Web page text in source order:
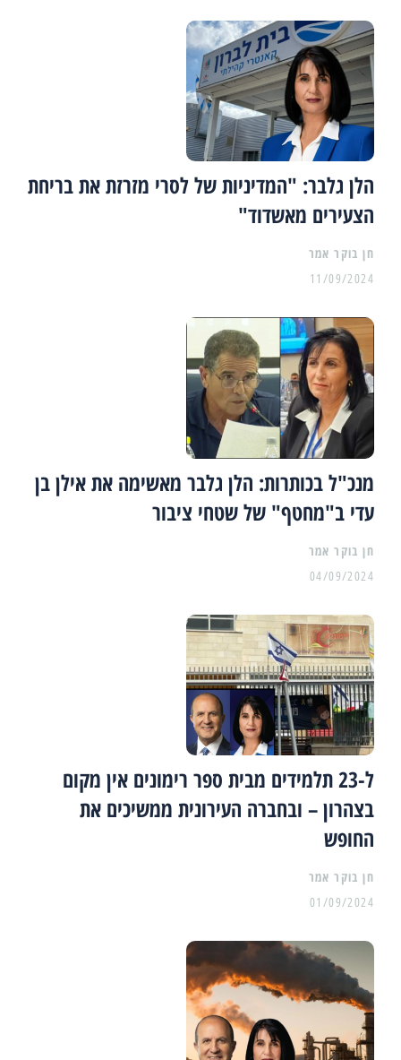
הלן גלבר: "המדיניות של לסרי מזרזת את בריחת
הצעירים מאשדוד"
11/09/2024
מנכ"ל בכותרות: הלן גלבר מאשימה את אילן בן
עדי ב"מחטף" של שטחי ציבור
04/09/2024
ל-23 תלמידים מבית ספר רימונים אין מקום
בצהרון – ובחברה העירונית ממשיכים את
החופש
01/09/2024